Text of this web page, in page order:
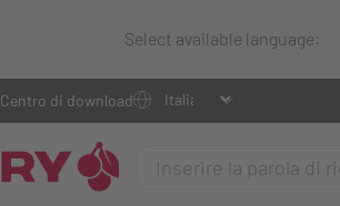
Select available language:
Centro di download